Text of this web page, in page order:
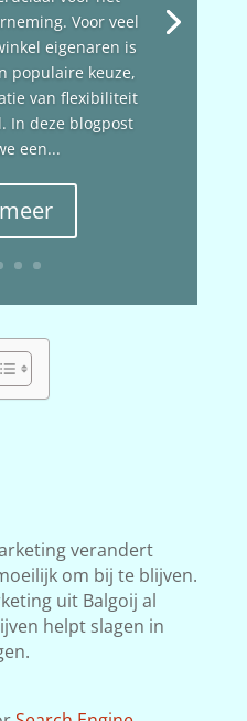
Voor veel
eigenaren is
populaire keuze,
van flexibiliteit
In deze blogpost
een...
verandert
om bij te blijven.
uit Balgoij al
helpt slagen in